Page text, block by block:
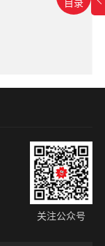
目录
关注公众号